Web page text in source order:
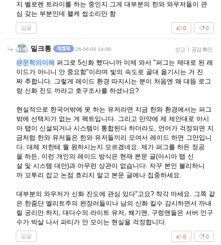
지 벨로렌 트라이를 하는 중인지 그게 대부분의 한와 와우저들이 관
심 갖는 부분인데 왤케 씹소리만 함
답글 0
0
밀크통 26-06-04 14:06 신고 | 공감 확인
@문학의이해 퍼그로 5신화 했다니까 이제 와서 "퍼그는 제대로 된 레
이드가 아니니 안 중요함"이라며 빛의 속도로 골대 옮기시는 거 진
짜 추합니다. 그렇게 레이드 환경 따지시는 분이 처음엔 왜 대뜸 로그
랑 신화 진도 까라고 호구조사를 하셨나요?
현실적으로 한국어밖에 못 하는 유저라면 지금 한와 환경에서는 퍼그
밖에 선택지가 없는 게 팩트입니다. 그리고 만약에 제 제안대로 아시
아 탭이 신설되거나 시스템이 통합된다 하더라도, 언어가 걱정되면 지
금처럼 한와 유저들은 한와 유저들끼리 모여서 레이드 하면 그만입니
다. 대체 저한테 뭘 원하시는지 모르겠네요. 제가 퍼그를 하든 정공
을 하든, 이런 개인의 레이드 방식은 현재 본문 글(아시아 탭 신
설 및 시스템 대안)과 아무런 상관이 없습니다. 자꾸 본인 불리하니
까 꼬투리 잡고 논점 흐리지 말고 본문 글에나 집중하세요.
대부분의 와우저가 신화 진도에 관심 있다"고요? 착각 마세요. 그쪽 같
은 한줌단 엘리트주의 완장러들이나 남의 신화 킬수 감시하면서 까내
릴 궁리만 하지, 대다수의 라이트 유저, 쐐기맨, 구렁맨들은 서버 인구
수가 박살 나서 파티가 안 모이는 현실을 걱정합니다.
답글 0
0